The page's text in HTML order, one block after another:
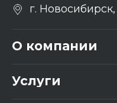
г.
О компании
Услуги